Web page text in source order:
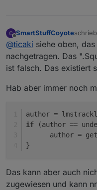
Offline
SmartStuffCoyote
zuletzt
@ticaki siehe oben,
nachgetragen. Das
ist falsch. Das existiert
Hab aber immer noch
author =
if (author ==
author =
}
Das kann aber auch
zugewiesen und kann